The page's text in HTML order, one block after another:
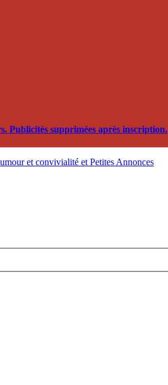
Publicités supprimées après inscription.
et convivialité et Petites Annonces